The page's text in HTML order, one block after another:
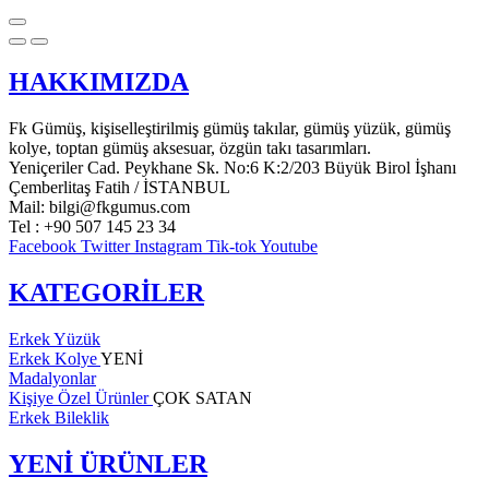
HAKKIMIZDA
Fk Gümüş, kişiselleştirilmiş gümüş takılar, gümüş yüzük, gümüş
kolye, toptan gümüş aksesuar, özgün takı tasarımları.
Yeniçeriler Cad. Peykhane Sk. No:6 K:2/203 Büyük Birol İşhanı
Çemberlitaş Fatih / İSTANBUL
Mail: bilgi@fkgumus.com
Tel : +90 507 145 23 34
Facebook Twitter Instagram Tik-tokYoutube
KATEGORİLER
Erkek Yüzük
Erkek KolyeYENİ
Madalyonlar
Kişiye Özel ÜrünlerÇOK SATAN
Erkek Bileklik
YENİ ÜRÜNLER